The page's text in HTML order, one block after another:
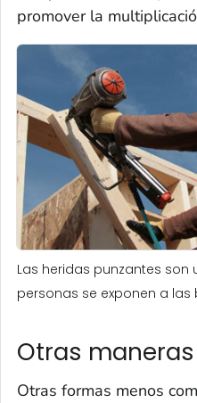
promover la
Las heridas punzantes
personas se exponen a
Otras maneras
Otras formas menos